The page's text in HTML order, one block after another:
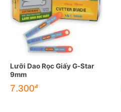
Lưỡi Dao Rọc Giấy G-Star
9mm
7.300đ